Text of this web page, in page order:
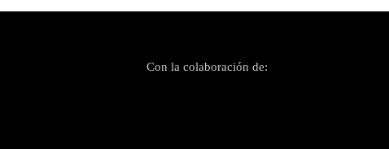
Con la colaboración de: